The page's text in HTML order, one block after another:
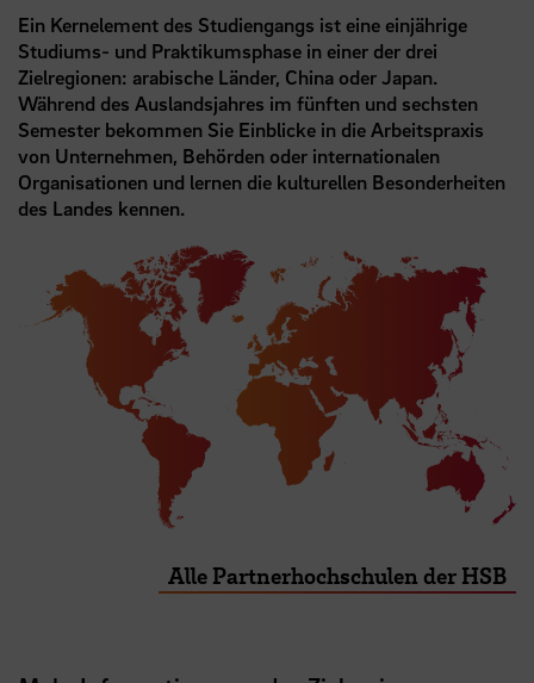
Ein Kernelement des Studiengangs ist eine einjährige
Studiums- und Praktikumsphase in einer der drei
Zielregionen: arabische Länder, China oder Japan.
Während des Auslandsjahres im fünften und sechsten
Semester bekommen Sie Einblicke in die Arbeitspraxis
von Unternehmen, Behörden oder internationalen
Organisationen und lernen die kulturellen Besonderheiten
des Landes kennen.
Alle Partnerhochschulen der HSB